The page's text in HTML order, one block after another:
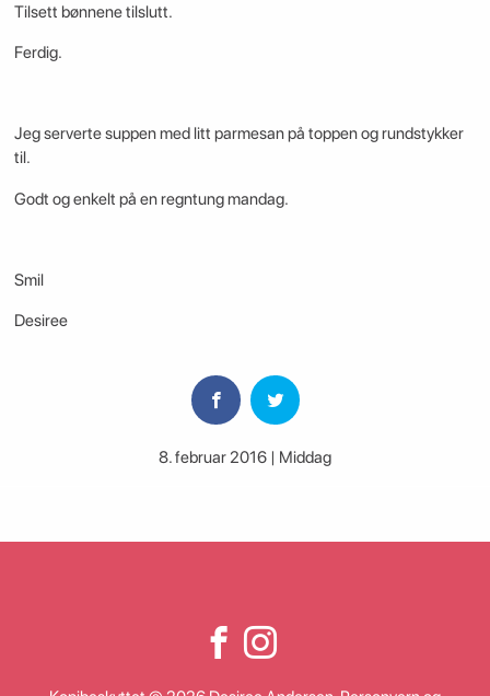
Tilsett bønnene tilslutt.
Ferdig.
Jeg serverte suppen med litt parmesan på toppen og rundstykker
til.
Godt og enkelt på en regntung mandag.
Smil
Desiree
8. februar 2016 | Middag